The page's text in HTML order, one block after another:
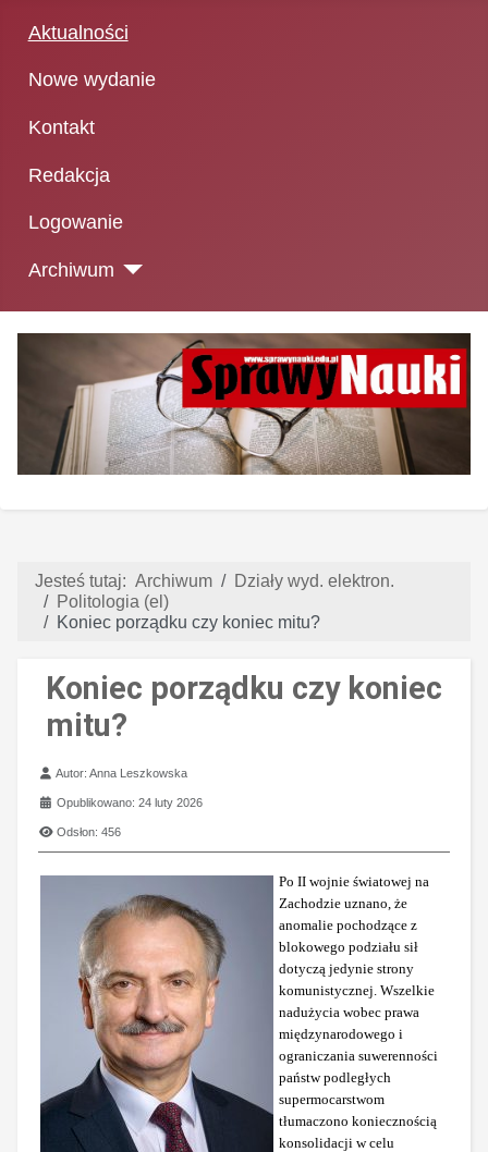
Aktualności
Nowe wydanie
Kontakt
Redakcja
Logowanie
Archiwum
Jesteś tutaj: Archiwum
Działy wyd. elektron.
Politologia (el)
Koniec porządku czy koniec mitu?
Koniec porządku czy koniec
mitu?
Szczegóły
Autor:Anna Leszkowska
Opublikowano: 24 luty 2026
Odsłon: 456
Po II wojnie światowej na
Zachodzie uznano, że
anomalie pochodzące z
blokowego podziału sił
dotyczą jedynie strony
komunistycznej. Wszelkie
nadużycia wobec prawa
międzynarodowego i
ograniczania suwerenności
państw podległych
supermocarstwom
tłumaczono koniecznością
konsolidacji w celu